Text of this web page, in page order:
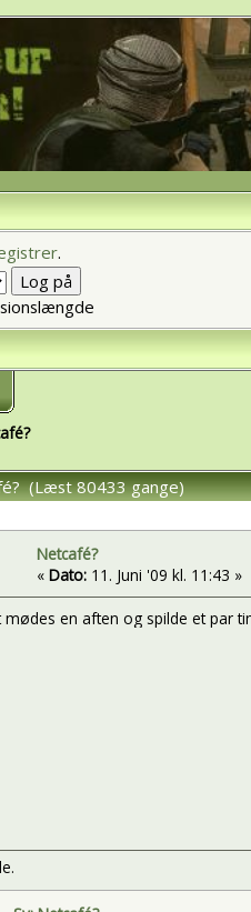
.
(Læst 80433 gange)
Netcafé?
« Dato:11. Juni '09 kl. 11:43 »
mødes en aften og spilde et par